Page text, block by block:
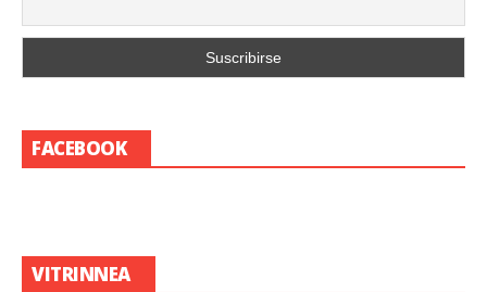
FACEBOOK
VITRINNEA